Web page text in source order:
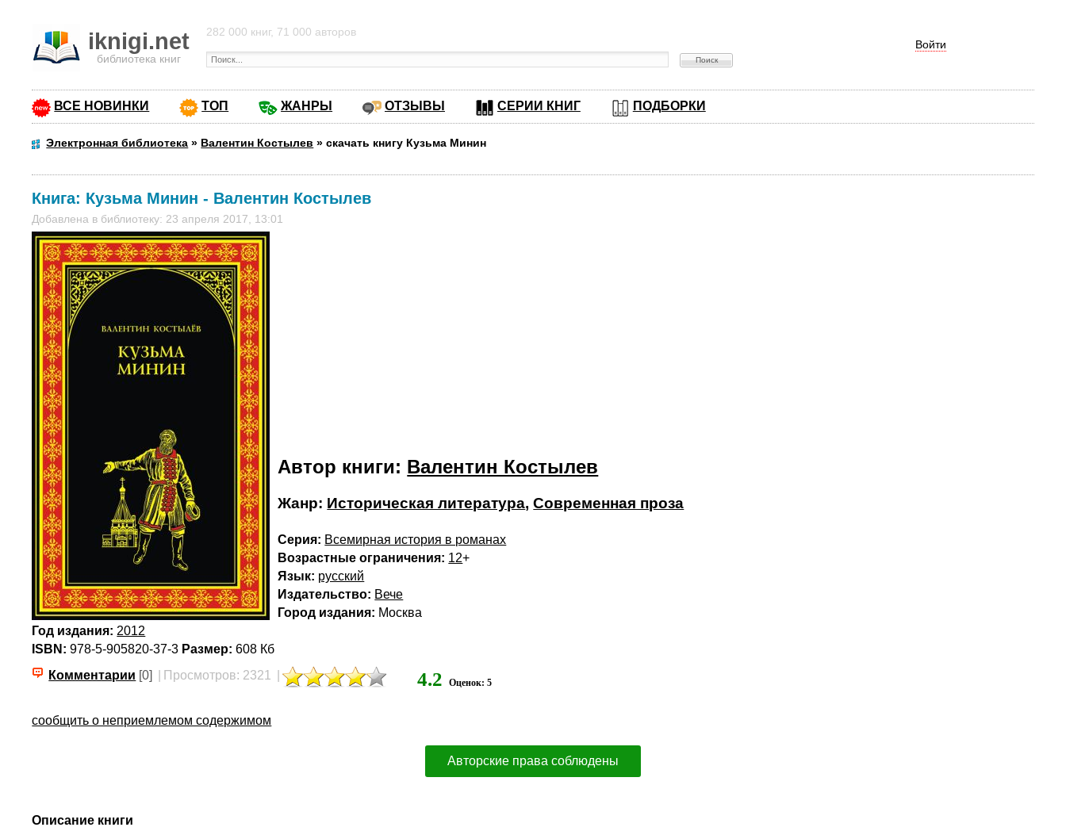
iknigi.net
библиотека книг
Войти
282 000 книг, 71 000 авторов
ВСЕ НОВИНКИ ТОП ЖАНРЫ ОТЗЫВЫ СЕРИИ КНИГ ПОДБОРКИ
Электронная библиотека » Валентин Костылев »скачать книгу Кузьма Минин
Книга: Кузьма Минин - Валентин Костылев
Добавлена в библиотеку: 23 апреля 2017, 13:01
Автор книги: Валентин Костылев
Жанр: Историческая литература,Современная проза
Серия: Всемирная история в романах
Возрастные ограничения: 12+
Язык: русский
Издательство: Вече
Город издания: Москва
Год издания: 2012
ISBN: 978-5-905820-37-3 Размер: 608 Кб
Комментарии [0] Просмотров: 2321 4.2 Оценок: 5
сообщить о неприемлемом содержимом
Авторские права соблюдены
Описание книги